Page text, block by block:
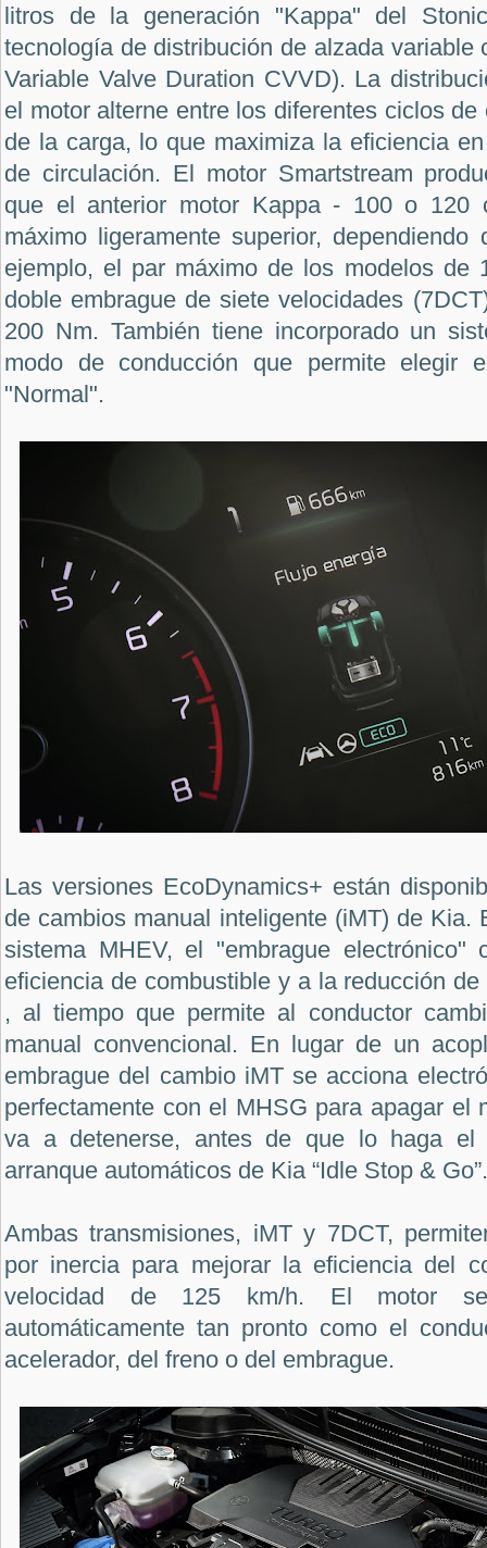
litros de la generación "Kappa" del
tecnología de distribución de alzada variable
Variable Valve Duration CVVD). La
el motor alterne entre los diferentes ciclos
de la carga, lo que maximiza la eficiencia
de circulación. El motor Smartstream
que el anterior motor Kappa - 100 o
máximo ligeramente superior,
ejemplo, el par máximo de los modelos de
doble embrague de siete velocidades
200 Nm. También tiene incorporado un
modo de conducción que permite elegir
"Normal".
Las versiones EcoDynamics+ están
de cambios manual inteligente (iMT) de Kia.
sistema MHEV, el "embrague electrónico"
eficiencia de combustible y a la reducción
, al tiempo que permite al conductor
manual convencional. En lugar de un
embrague del cambio iMT se acciona
perfectamente con el MHSG para apagar el
va a detenerse, antes de que lo haga el
arranque automáticos de Kia “Idle Stop & Go”.
Ambas transmisiones, iMT y 7DCT,
por inercia para mejorar la eficiencia del
velocidad de 125 km/h. El motor
automáticamente tan pronto como el
acelerador, del freno o del embrague.